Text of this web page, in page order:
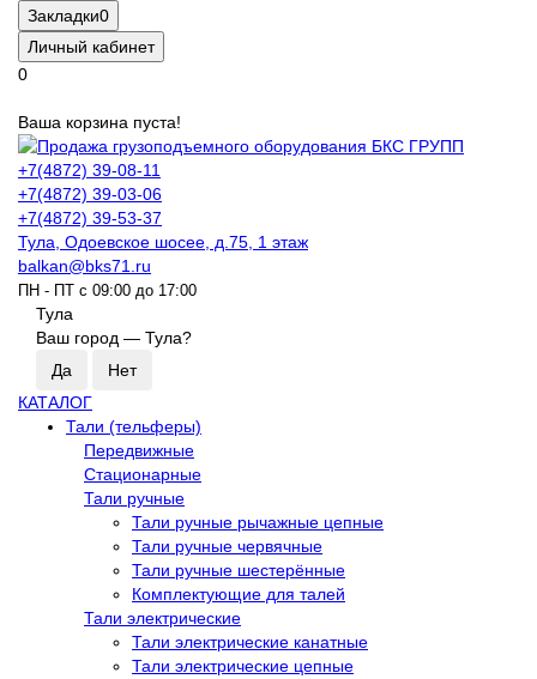
Закладки0
Личный кабинет
0
Ваша корзина пуста!
+7(4872) 39-08-11
+7(4872) 39-03-06
+7(4872) 39-53-37
Тула, Одоевское шосее, д.75, 1 этаж
balkan@bks71.ru
ПН - ПТ с 09:00 до 17:00
Тула
Ваш город — Тула?
КАТАЛОГ
Тали (тельферы)
Передвижные
Стационарные
Тали ручные
Тали ручные рычажные цепные
Тали ручные червячные
Тали ручные шестерённые
Комплектующие для талей
Тали электрические
Тали электрические канатные
Тали электрические цепные